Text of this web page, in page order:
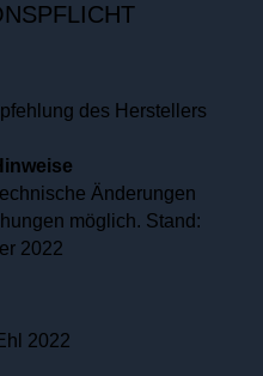
des Herstellers
Änderungen
möglich. Stand:
2022
2022